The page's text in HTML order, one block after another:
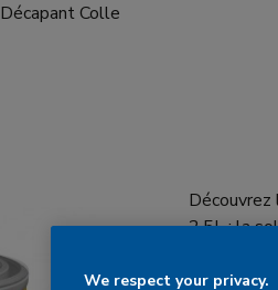
Décapant Colle
2.5L : la
We respect your privacy.